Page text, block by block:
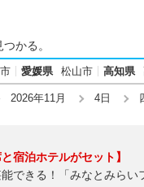
かる。
愛媛県 松山市 高知県
2026年11月 4日
宿泊ホテルがセット】
できる！「みなとみら